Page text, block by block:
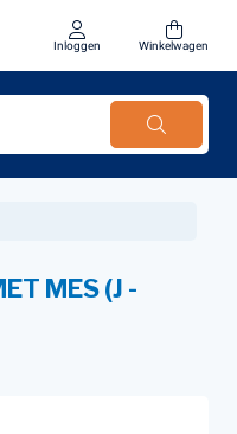
Inloggen Winkelwagen
MES (J -